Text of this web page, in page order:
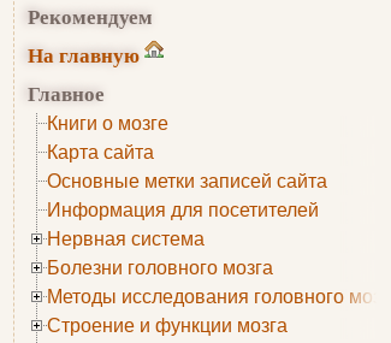
Рекомендуем
На главную
Главное
Книги о мозге
Карта сайта
Основные метки записей сайта
Информация для посетителей
Нервная система
Болезни головного мозга
Методы исследования головного мозга
Строение и функции мозга